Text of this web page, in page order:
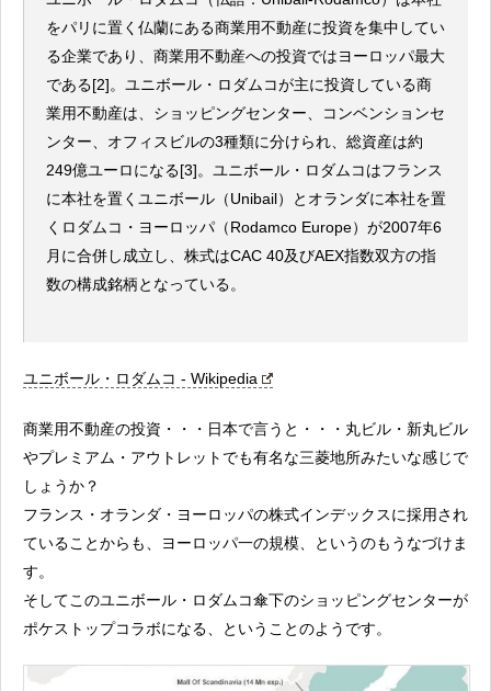
をパリに置く仏蘭にある商業用不動産に投資を集中してい
る企業であり、商業用不動産への投資ではヨーロッパ最大
である[2]。ユニボール・ロダムコが主に投資している商
業用不動産は、ショッピングセンター、コンベンションセ
ンター、オフィスビルの3種類に分けられ、総資産は約
249億ユーロになる[3]。ユニボール・ロダムコはフランス
に本社を置くユニボール（Unibail）とオランダに本社を置
くロダムコ・ヨーロッパ（Rodamco Europe）が2007年6
月に合併し成立し、株式はCAC 40及びAEX指数双方の指
数の構成銘柄となっている。
ユニボール・ロダムコ - Wikipedia
商業用不動産の投資・・・日本で言うと・・・丸ビル・新丸ビル
やプレミアム・アウトレットでも有名な三菱地所みたいな感じで
しょうか？
フランス・オランダ・ヨーロッパの株式インデックスに採用され
ていることからも、ヨーロッパ一の規模、というのもうなづけま
す。
そしてこのユニボール・ロダムコ傘下のショッピングセンターが
ポケストップコラボになる、ということのようです。